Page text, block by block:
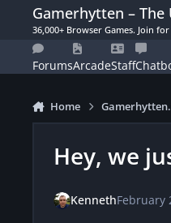
Skip to content
Gamerhytten –
36,000+ Browser Games. Join
ForumsArcadeStaff
Home
Hey, we
KennethFebruary